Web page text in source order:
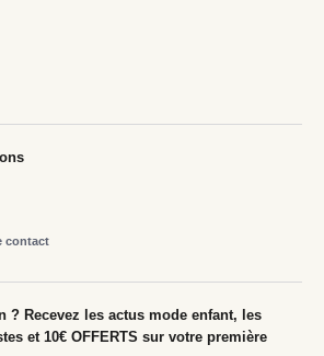
contact
? Recevez les actus mode enfant, les
et 10€ OFFERTS sur votre première